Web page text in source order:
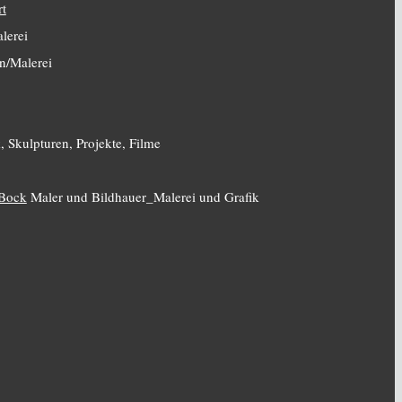
Malerei
Projekte, Filme
Maler und Bildhauer_Malerei und Grafik